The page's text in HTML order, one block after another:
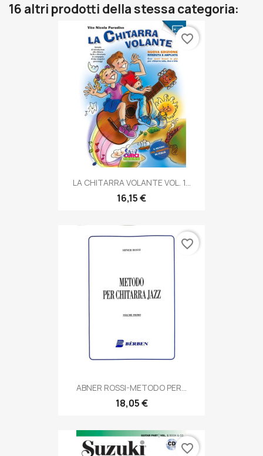
16 altri prodotti della stessa categoria:
LA CHITARRA VOLANTE VOL. 1...
16,15 €
favorite_border
ABNER ROSSI-METODO PER...
18,05 €
favorite_border
favorite_border